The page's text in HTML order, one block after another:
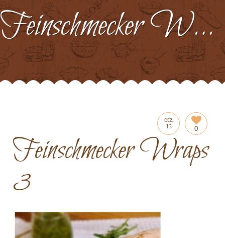
Feinschmecker Wraps 3
DEZ.
13 0
Feinschmecker Wraps
3